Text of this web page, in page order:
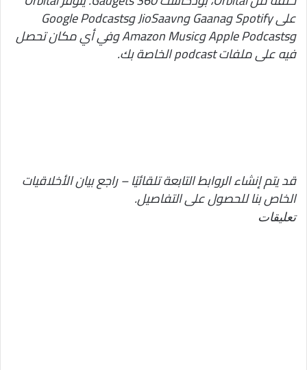
على Spotify وGaana وJioSaavn وGoogle Podcasts
وApple Podcasts وAmazon Music وفي أي مكان تحصل
فيه على ملفات podcast الخاصة بك.
قد يتم إنشاء الروابط التابعة تلقائيًا – راجع بيان الأخلاقيات
الخاص بنا للحصول على التفاصيل.
تعليقات